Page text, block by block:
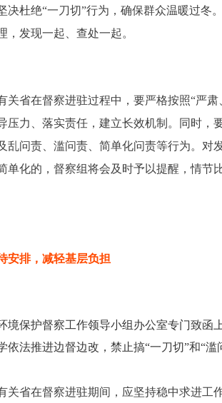
决杜绝“一刀切”行为，确保群众温暖过冬
，发现一起、查处一起。
关省在督察进驻过程中，要严格按照“严
压力、落实责任，建立长效机制。同时，
乱问责、滥问责、简单化问责等行为。对
单化的，督察组将会及时予以提醒，情节
安排，减轻基层负担
境保护督察工作领导小组办公室专门致函
依法推进边督边改，禁止搞“一刀切”和“
关省在督察进驻期间，应坚持稳中求进工